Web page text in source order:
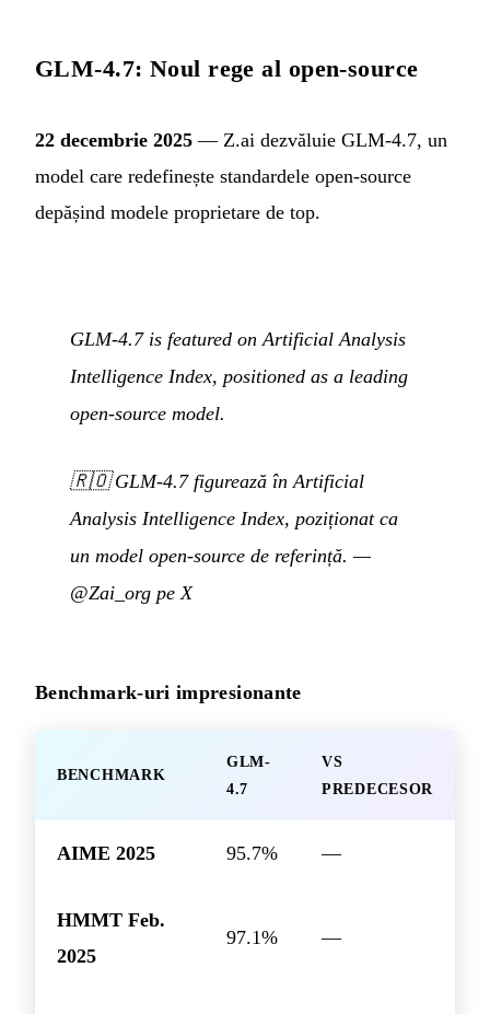
GLM-4.7: Noul rege al open-source
22 decembrie 2025 — Z.ai dezvăluie GLM-4.7, un
model care redefinește standardele open-source
depășind modele proprietare de top.
GLM-4.7 is featured on Artificial Analysis
Intelligence Index, positioned as a leading
open-source model.
🇷🇴GLM-4.7 figurează în Artificial
Analysis Intelligence Index, poziționat ca
un model open-source de referință. —
@Zai_org pe X
Benchmark-uri impresionante
BENCHMARK
GLM-
4.7
VS
PREDECESOR
AIME 2025 95.7% —
HMMT Feb.
2025
97.1% —